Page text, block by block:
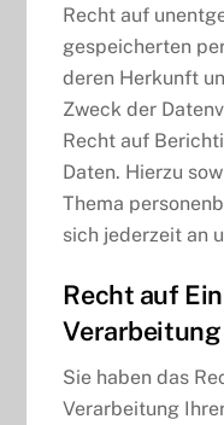
Recht auf
gespeicherten
deren Herkunft
Zweck der
Recht auf
Daten. Hierzu
Thema
sich jederzeit an
Recht auf
Verarbeitung
Sie haben das
Verarbeitung